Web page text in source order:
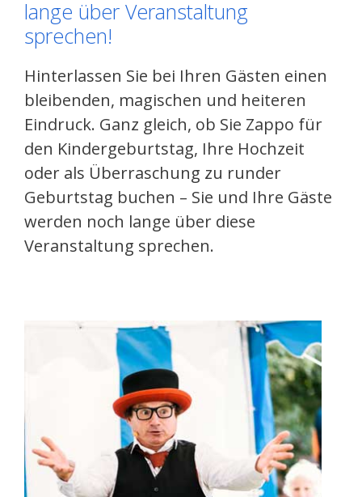
lange über Veranstaltung
sprechen!
Hinterlassen Sie bei Ihren Gästen einen
bleibenden, magischen und heiteren
Eindruck. Ganz gleich, ob Sie Zappo für
den Kindergeburtstag, Ihre Hochzeit
oder als Überraschung zu runder
Geburtstag buchen – Sie und Ihre Gäste
werden noch lange über diese
Veranstaltung sprechen.